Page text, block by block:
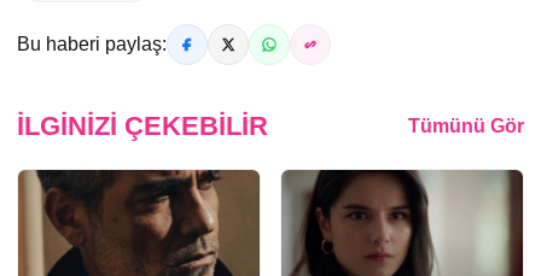
Bu haberi paylaş:
İLGINIZI ÇEKEBILIR Tümünü Gör